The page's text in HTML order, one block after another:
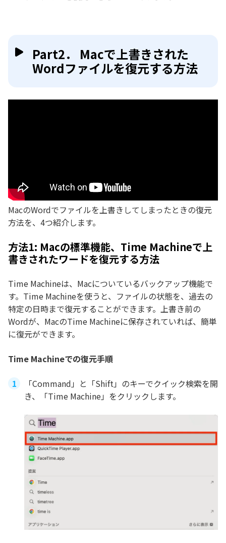
Part2． Macで上書きされた
Wordファイルを復元する方法
MacのWordでファイルを上書きしてしまったときの復元
方法を、4つ紹介します。
方法1: Macの標準機能、Time Machineで上
書きされたワードを復元する方法
Time Machineは、Macについているバックアップ機能で
す。Time Machineを使うと、ファイルの状態を、過去の
特定の日時まで復元することができます。上書き前の
Wordが、MacのTime Machineに保存されていれば、簡単
に復元ができます。
Time Machineでの復元手順
「Command」と「Shift」のキーでクイック検索を開
き、「Time Machine」をクリックします。